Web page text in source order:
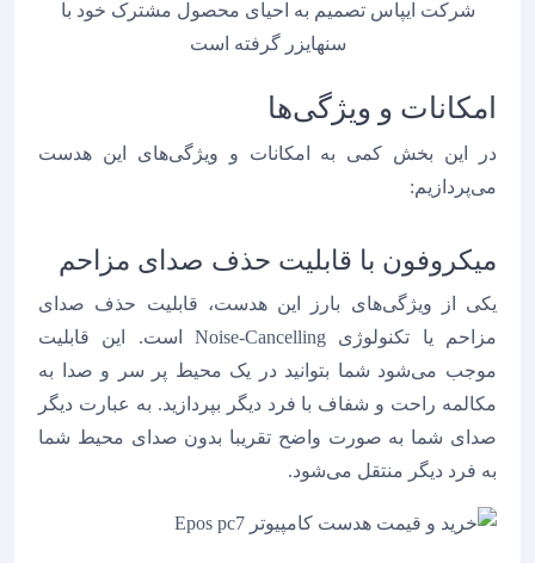
شرکت ایپاس تصمیم به احیای محصول مشترک خود با
سنهایزر گرفته است
امکانات و ویژگی‌ها
در این بخش کمی به امکانات و ویژگی‌های این هدست
می‌پردازیم:
میکروفون با قابلیت حذف صدای مزاحم
یکی از ویژگی‌های بارز این هدست، قابلیت حذف صدای
مزاحم یا تکنولوژی Noise-Cancelling است. این قابلیت
موجب می‌شود شما بتوانید در یک محیط پر سر و صدا به
مکالمه راحت و شفاف با فرد دیگر بپردازید. به عبارت دیگر
صدای شما به صورت واضح تقریبا بدون صدای محیط شما
به فرد دیگر منتقل می‌شود.